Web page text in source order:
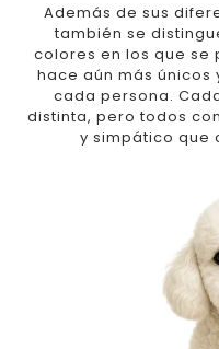
Además de sus
también se
colores en los que se
hace aún más
cada persona.
distinta, pero todos
y simpático que